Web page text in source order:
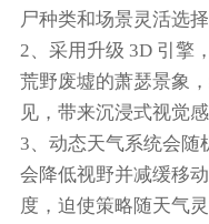
尸种类和场景灵活选择
2、采用升级 3D 引擎
荒野废墟的萧瑟景象
见，带来沉浸式视觉感
3、动态天气系统会随
会降低视野并减缓移
度，迫使策略随天气灵